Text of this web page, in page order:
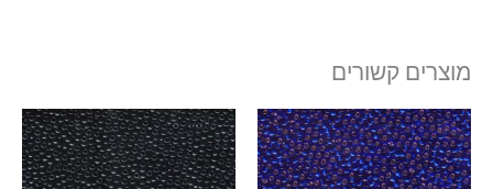
מוצרים קשורים
למוצר
זה
יש
טווח
מחירים:
עד
למוצר
זה
יש